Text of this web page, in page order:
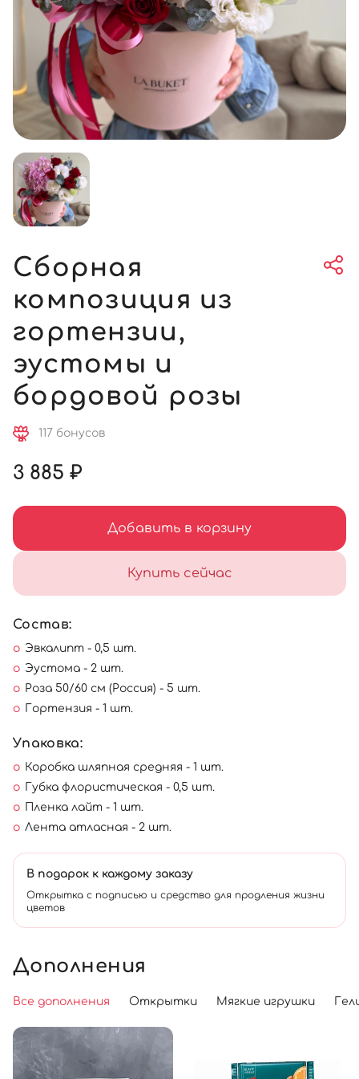
Сборная
композиция из
гортензии,
эустомы и
бордовой розы
117 бонусов
3 885 ₽
Добавить в корзину
Купить сейчас
Состав:
Эвкалипт - 0,5 шт.
Эустома - 2 шт.
Роза 50/60 см (Россия) - 5 шт.
Гортензия - 1 шт.
Упаковка:
Коробка шляпная средняя - 1 шт.
Губка флористическая - 0,5 шт.
Пленка лайт - 1 шт.
Лента атласная - 2 шт.
В подарок к каждому заказу
Открытка с подписью и средство для продления жизни
цветов
Дополнения
Все дополнения Открытки Мягкие игрушки